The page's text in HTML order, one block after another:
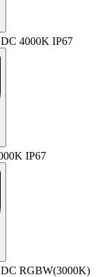
4000K IP67
IP67
RGBW(3000K)